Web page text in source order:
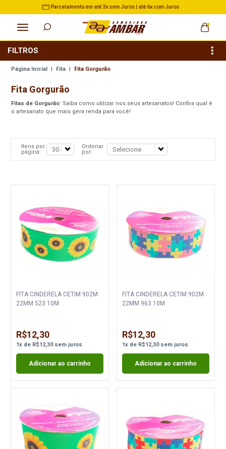
3% de Desconto no Pix nas Compras acima de R$ 500,00
Página Inicial | Fita | Fita Gorgurão
FILTROS
Fita Gorgurão
Fitas de Gorgurão: Saiba como utilizar nos seus artesanatos! Confira qual é
o artesanato que mais gera renda para você!
Itens por
página:
Ordenar
por:
FITA CINDERELA CETIM 902M
22MM 523 10M
R$12,30
1x de R$12,30sem juros
Adicionar ao carrinho
FITA CINDERELA CETIM 902M
22MM 963 10M
R$12,30
1xde R$12,30sem juros
Adicionar ao carrinho